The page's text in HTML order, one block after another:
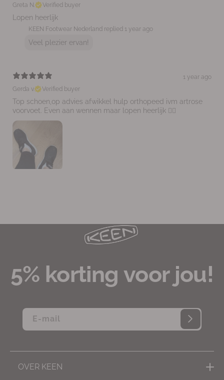
Greta N.
Verified buyer
Lopen heerlijk
KEEN Footwear Nederland replied 1 year ago
Veel plezier ervan!
1 year ago
Gerda v.
Verified buyer
Top schoen,op advies afwikkel hulp orthopeed ivm artrose
voorvoet. Even aan wennen maar lopen heerlijk 👍🏻
5% korting voor jou!
E‑mail
OVER KEEN